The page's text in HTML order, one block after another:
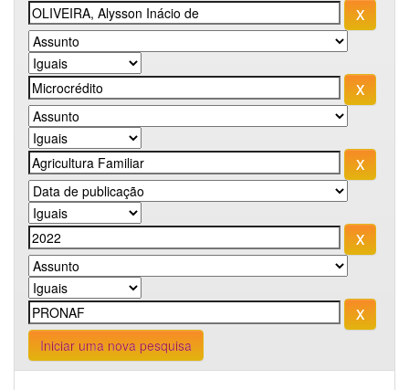
Iniciar uma nova pesquisa